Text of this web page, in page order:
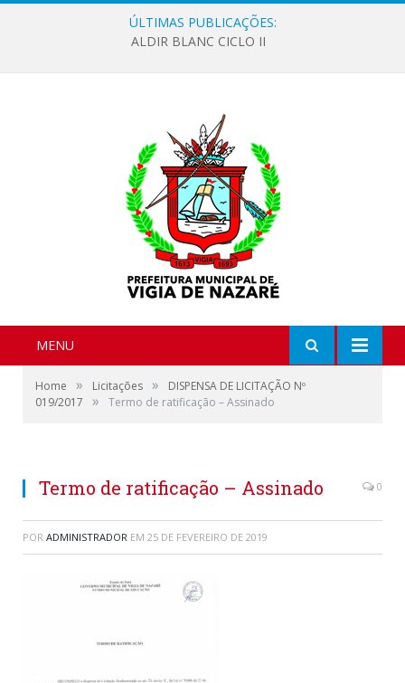
ÚLTIMAS PUBLICAÇÕES:
ALDIR BLANC CICLO II
MENU
Home » Licitações »
DISPENSA DE LICITAÇÃO Nº
019/2017
» Termo de ratificação – Assinado
Termo de ratificação – Assinado 0
POR ADMINISTRADOR EM 25 DE FEVEREIRO DE 2019